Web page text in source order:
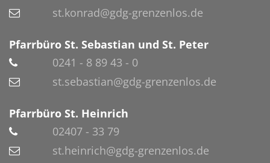
st.konrad@gdg-grenzenlos.de
Pfarrbüro St. Sebastian und St. Peter
0241 - 8 89 43 - 0
st.sebastian@gdg-grenzenlos.de
Pfarrbüro St. Heinrich
02407 - 33 79
st.heinrich@gdg-grenzenlos.de